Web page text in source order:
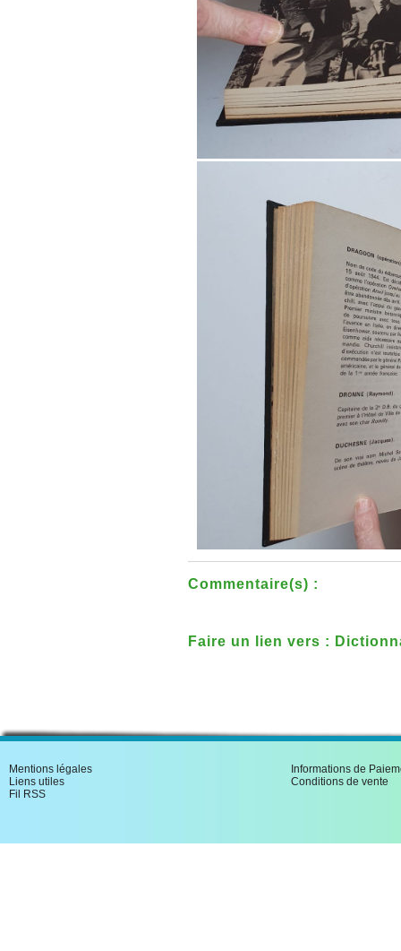
Commentaire(s) :
Faire un lien vers :
Mentions légales
Liens utiles
Fil RSS
Informations de
Conditions de vente